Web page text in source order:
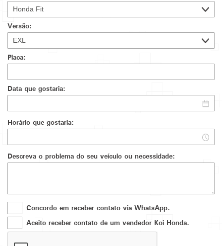
Versão:
Placa:
Data que gostaria:
Horário que gostaria:
Descreva o problema do seu veículo ou necessidade:
Concordo em receber contato via WhatsApp.
Aceito receber contato de um vendedor Koi Honda.